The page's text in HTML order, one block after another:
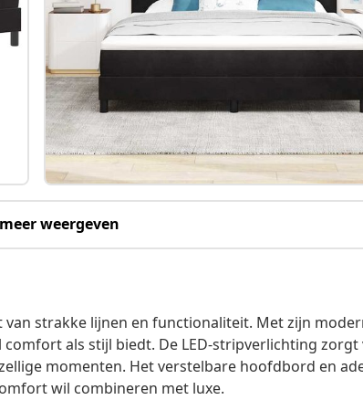
weergeven
strakke lijnen en functionaliteit. Met zijn
als stijl biedt. De LED-stripverlichting zorgt
momenten. Het verstelbare hoofdbord en
wil combineren met luxe.